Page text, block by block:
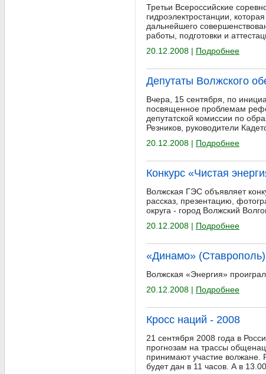
Третьи Всероссийские
гидроэлектростанции,
дальнейшего
работы, подготовки и
20.12.2008 | Подробнее
Депутаты Волжского
Вчера, 15 сентября, по
посвященное проблемам
депутатской комиссии по
Резников, руководители
20.12.2008 | Подробнее
Конкурс «Чистая
Волжская ГЭС объявляет
рассказ, презентацию,
округа - город Волжский
20.12.2008 | Подробнее
«Динамо»
Волжская «Энергия»
20.12.2008 | Подробнее
Кросс наций - 2008
21 сентября 2008 года в
прогнозам на трассы
принимают участие волжане.
будет дан в 11 часов. А в